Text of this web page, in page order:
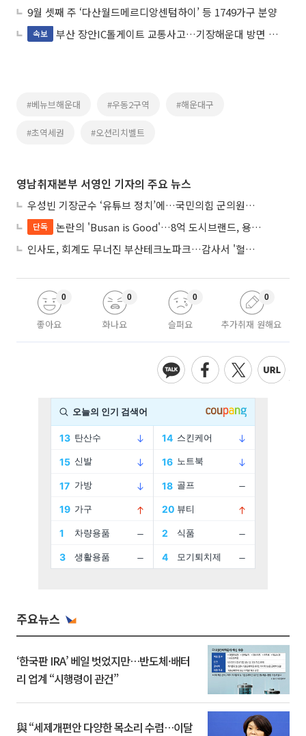
9월 셋째 주 ‘다산월드메르디앙센텀하이’ 등 1749가구 분양
속보 부산 장안IC톨게이트 교통사고…기장해운대 방면 도로 혼잡
#베뉴브해운대 #우동2구역 #해운대구
#초역세권 #오션리치벨트
영남취재본부 서영인 기자의 주요 뉴스
우성빈 기장군수 ‘유튜브 정치’에…국민의힘 군의원들 집단 반발
단독
논란의 'Busan is Good'…8억 도시브랜드, 용산 대통령실 CI 업체가 수행
인사도, 회계도 무너진 부산테크노파크…감사서 '혈세 유용·인사 뒤집기' 적발
좋아요
0
화나요
0
슬퍼요
0
추가취재 원해요
0
주요뉴스
‘한국판 IRA’ 베일 벗었지만…반도체·배터
리 업계 “시행령이 관건”
與 “세제개편안 다양한 목소리 수렴…이달